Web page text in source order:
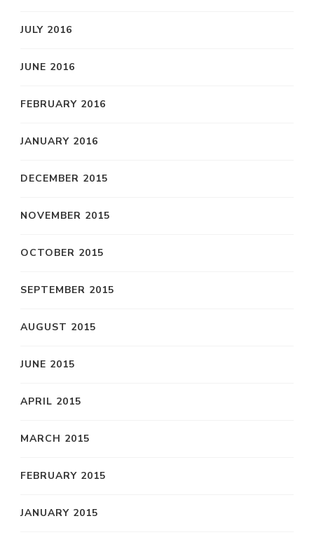
JULY 2016
JUNE 2016
FEBRUARY 2016
JANUARY 2016
DECEMBER 2015
NOVEMBER 2015
OCTOBER 2015
SEPTEMBER 2015
AUGUST 2015
JUNE 2015
APRIL 2015
MARCH 2015
FEBRUARY 2015
JANUARY 2015